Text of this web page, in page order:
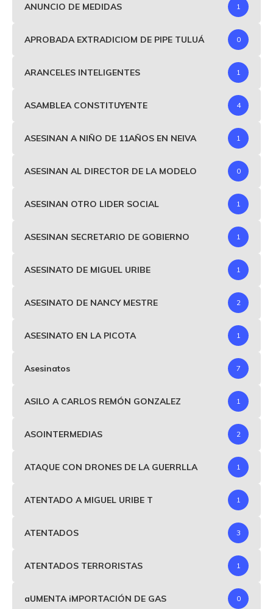
ANUNCIO DE MEDIDAS 1
APROBADA EXTRADICIOM DE PIPE TULUÁ 0
ARANCELES INTELIGENTES 1
ASAMBLEA CONSTITUYENTE 4
ASESINAN A NIÑO DE 11AÑOS EN NEIVA 1
ASESINAN AL DIRECTOR DE LA MODELO 0
ASESINAN OTRO LIDER SOCIAL 1
ASESINAN SECRETARIO DE GOBIERNO 1
ASESINATO DE MIGUEL URIBE 1
ASESINATO DE NANCY MESTRE 2
ASESINATO EN LA PICOTA 1
Asesinatos 7
ASILO A CARLOS REMÓN GONZALEZ 1
ASOINTERMEDIAS 2
ATAQUE CON DRONES DE LA GUERRLLA 1
ATENTADO A MIGUEL URIBE T 1
ATENTADOS 3
ATENTADOS TERRORISTAS 1
aUMENTA iMPORTACIÓN DE GAS 0